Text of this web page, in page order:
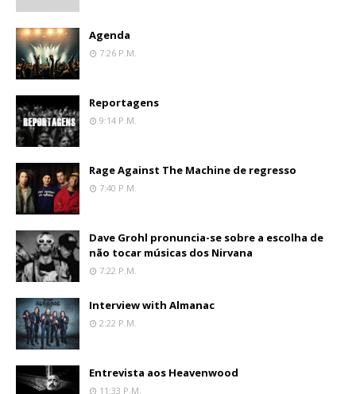
Agenda
7:26 P.m.
Reportagens
9:14 P.m.
Rage Against The Machine de regresso
7:40 P.m.
Dave Grohl pronuncia-se sobre a escolha de
não tocar músicas dos Nirvana
7:22 P.m.
Interview with Almanac
2:22 P.m.
Entrevista aos Heavenwood
11:33 P.m.